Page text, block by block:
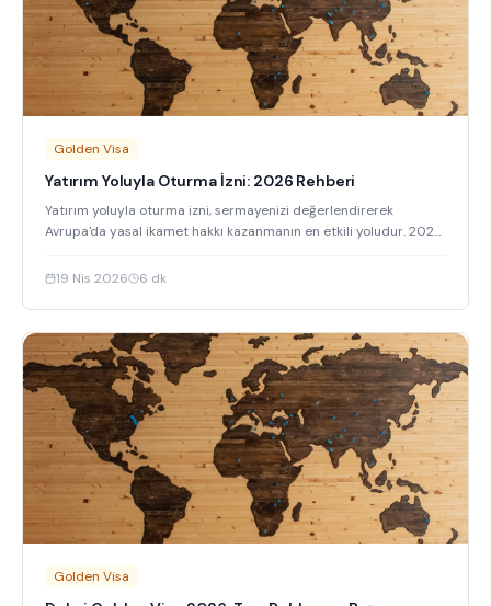
Golden Visa
Yatırım Yoluyla Oturma İzni: 2026 Rehberi
Yatırım yoluyla oturma izni, sermayenizi değerlendirerek
Avrupa'da yasal ikamet hakkı kazanmanın en etkili yoludur. 2026
19 Nis 2026
6 dk
Golden Visa